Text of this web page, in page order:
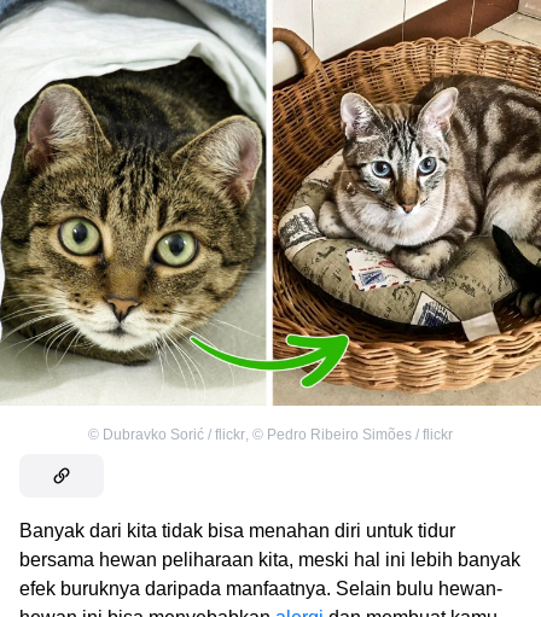
© Dubravko Sorić / flickr, © Pedro Ribeiro Simões / flickr
Banyak dari kita tidak bisa menahan diri untuk tidur
bersama hewan peliharaan kita, meski hal ini lebih banyak
efek buruknya daripada manfaatnya. Selain bulu hewan-